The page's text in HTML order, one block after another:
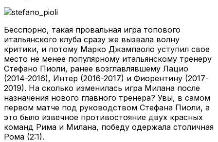
Бесспорно, такая провальная игра топового
итальянского клуба сразу же вызвала волну
критики, и потому Марко Джампаоло уступил свое
место не менее популярному итальянскому тренеру
Стефано Пиоли, ранее возглавлявшему Лацио
(2014-2016), Интер (2016-2017) и Фиорентину (2017-
2019). На сколько изменилась игра Милана после
назначения нового главного тренера? Увы, в самом
первом матче под руководством Стефана Пиоли, а
это было извечное противостояние двух красных
команд Рима и Милана, победу одержала столичная
Рома (2:1).